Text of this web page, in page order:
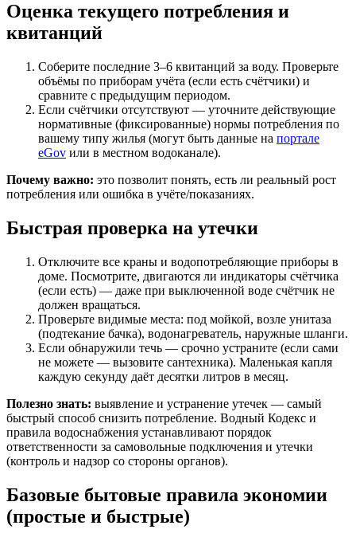
Оценка текущего потребления и
квитанций
Соберите последние 3–6 квитанций за воду. Проверьте
объёмы по приборам учёта (если есть счётчики) и
сравните с предыдущим периодом.
Если счётчики отсутствуют — уточните действующие
нормативные (фиксированные) нормы потребления по
вашему типу жилья (могут быть данные на портале
eGov или в местном водоканале).
Почему важно: это позволит понять, есть ли реальный рост
потребления или ошибка в учёте/показаниях.
Быстрая проверка на утечки
Отключите все краны и водопотребляющие приборы в
доме. Посмотрите, двигаются ли индикаторы счётчика
(если есть) — даже при выключенной воде счётчик не
должен вращаться.
Проверьте видимые места: под мойкой, возле унитаза
(подтекание бачка), водонагреватель, наружные шланги.
Если обнаружили течь — срочно устраните (если сами
не можете — вызовите сантехника). Маленькая капля
каждую секунду даёт десятки литров в месяц.
Полезно знать: выявление и устранение утечек — самый
быстрый способ снизить потребление. Водный Кодекс и
правила водоснабжения устанавливают порядок
ответственности за самовольные подключения и утечки
(контроль и надзор со стороны органов).
Базовые бытовые правила экономии
(простые и быстрые)